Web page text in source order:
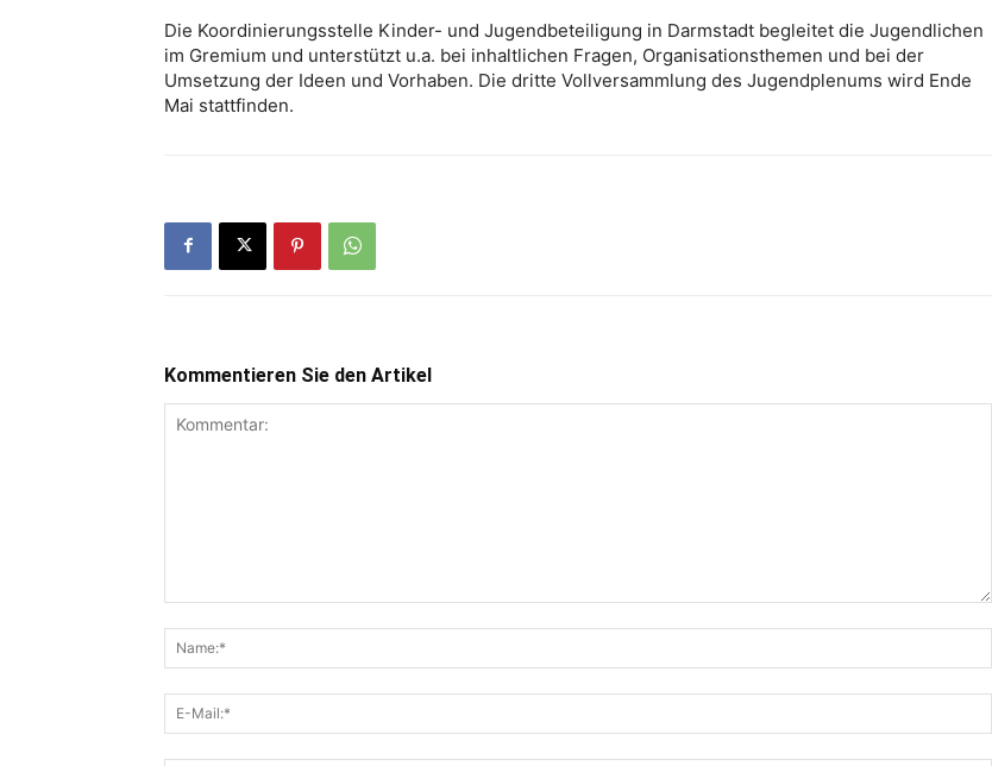
Die Koordinierungsstelle Kinder- und Jugendbeteiligung in Darmstadt begleitet die Jugendlichen
im Gremium und unterstützt u.a. bei inhaltlichen Fragen, Organisationsthemen und bei der
Umsetzung der Ideen und Vorhaben. Die dritte Vollversammlung des Jugendplenums wird Ende
Mai stattfinden.
Kommentieren Sie den Artikel